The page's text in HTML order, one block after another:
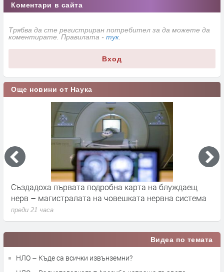
Коментари в сайта
Трябва да сте регистриран потребител за да можете да
коментирате. Правилата - тук
Вход
Още новини от Наука
Създадоха първата подробна карта на блуждаещ
нерв – магистралата на човешката нервна система
преди 21 часа
Видеа по темата
НЛО – Къде са всички извънземни?